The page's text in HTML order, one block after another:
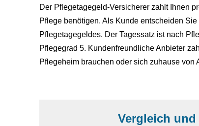
Der Pflegetagegeld-Versicherer zahlt Ihnen
Pflege benötigen. Als Kunde entscheiden
Pflegetagegeldes. Der Tagessatz ist nach
Pflegegrad 5. Kundenfreundliche Anbieter
Pflegeheim brauchen oder sich zuhause
Vergleich